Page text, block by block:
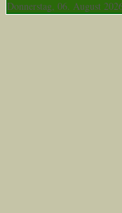
Donnerstag, 06. August